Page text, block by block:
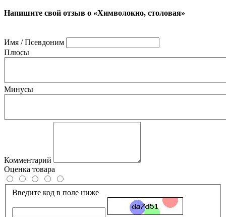
Напишите свой отзыв о «Химволокно, столовая»
Имя / Псевдоним
Плюсы
Минусы
Комментарий
Оценка товара
Введите код в поле ниже